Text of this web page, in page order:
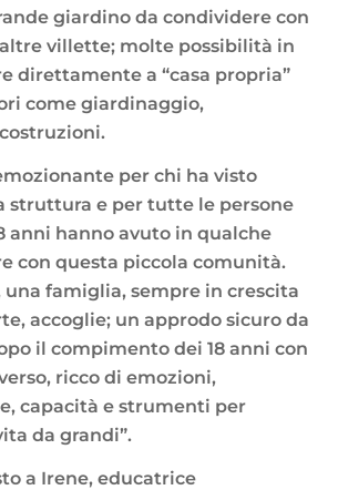
giardino da condividere con
villette; molte possibilità in
direttamente a “casa propria”
come giardinaggio,
per chi ha visto
struttura e per tutte le persone
anni hanno avuto in qualche
con questa piccola comunità.
famiglia, sempre in crescita
accoglie; un approdo sicuro da
il compimento dei 18 anni con
ricco di emozioni,
capacità e strumenti per
da grandi”.
a Irene, educatrice